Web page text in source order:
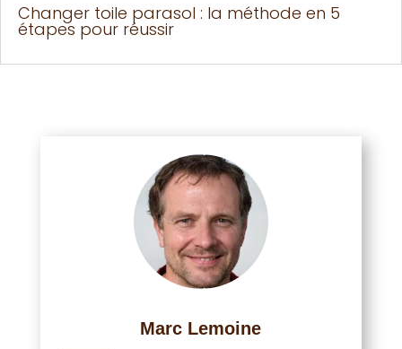
Changer toile parasol : la méthode en 5
étapes pour réussir
Marc Lemoine